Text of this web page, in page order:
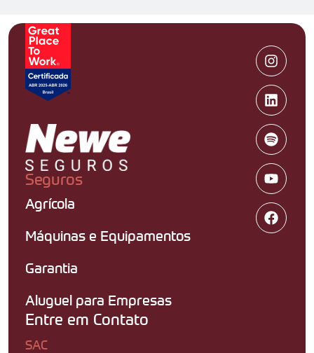
Seguros
Agrícola
Máquinas e Equipamentos
Garantia
Aluguel para Empresas
Entre em Contato
SAC